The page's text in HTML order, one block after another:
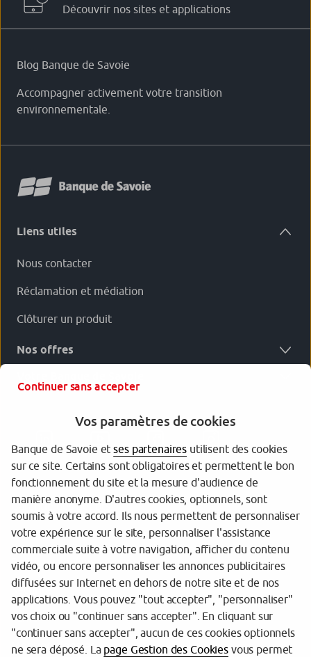
Découvrir nos sites et applications
Blog Banque de Savoie
Accompagner activement votre transition
environnementale.
Liens utiles
Nous contacter
Réclamation et médiation
Clôturer un produit
Nos offres
Garantie des dépôts
Protection des données personnelles
Politique cookies
Sécurité
Tarifs
Mentions légales
Continuer sans accepter
Vos paramètres de cookies
Banque de Savoie etses partenaires utilisent des cookies
sur ce site. Certains sont obligatoires et permettent le bon
fonctionnement du site et la mesure d'audience de
manière anonyme. D'autres cookies, optionnels, sont
soumis à votre accord. Ils nous permettent de personnaliser
votre expérience sur le site, personnaliser l'assistance
commerciale suite à votre navigation, afficher du contenu
vidéo, ou encore personnaliser les annonces publicitaires
diffusées sur Internet en dehors de notre site et de nos
applications. Vous pouvez "tout accepter", "personnaliser"
vos choix ou "continuer sans accepter". En cliquant sur
"continuer sans accepter", aucun de ces cookies optionnels
ne sera déposé. La page Gestion des Cookiesvous permet